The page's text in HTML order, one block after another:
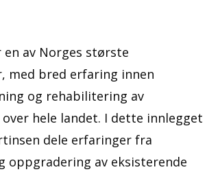
en av Norges største
med bred erfaring innen
og rehabilitering av
hele landet. I dette innlegget
dele erfaringer fra
oppgradering av eksisterende